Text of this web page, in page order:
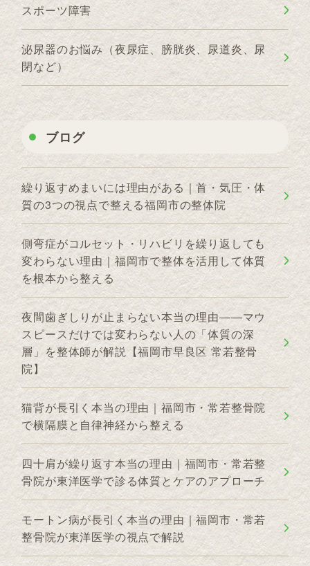
スポーツ障害
泌尿器のお悩み（夜尿症、膀胱炎、尿道炎、尿
閉など）
ブログ
繰り返すめまいには理由がある｜首・気圧・体
質の3つの視点で整える福岡市の整体院
側弯症がコルセット・リハビリを繰り返しても
変わらない理由｜福岡市で整体を活用して体質
を根本から整える
夜間歯ぎしりが止まらない本当の理由――マウ
スピースだけでは変わらない人の「体質の深
層」を整体師が解説【福岡市早良区 常若整骨
院】
猫背が長引く本当の理由｜福岡市・常若整骨院
で横隔膜と自律神経から整える
四十肩が繰り返す本当の理由｜福岡市・常若整
骨院が東洋医学で診る体質とケアのアプローチ
モートン病が長引く本当の理由｜福岡市・常若
整骨院が東洋医学の視点で解説